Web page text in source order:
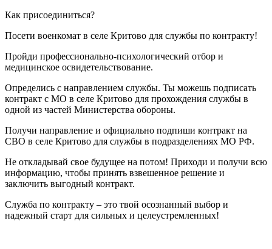
Как присоединиться?
Посети военкомат в селе Критово для службы по контракту!
Пройди профессионально-психологический отбор и
медицинское освидетельствование.
Определись с направлением службы. Ты можешь подписать
контракт с МО в селе Критово для прохождения службы в
одной из частей Министерства обороны.
Получи направление и официально подпиши контракт на
СВО в селе Критово для службы в подразделениях МО РФ.
Не откладывай свое будущее на потом! Приходи и получи всю
информацию, чтобы принять взвешенное решение и
заключить выгодный контракт.
Служба по контракту – это твой осознанный выбор и
надежный старт для сильных и целеустремленных!